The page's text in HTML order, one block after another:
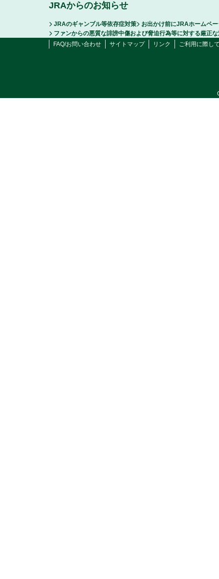
JRAからのお知らせ
JRAのギャンブル等依存症対策
お出かけ前にJRAホームペ
ファンからの悪質な誹謗中傷および脅迫行為等に対する厳正
FAQ/お問い合わせ
サイトマップ リンク ご利用に際し